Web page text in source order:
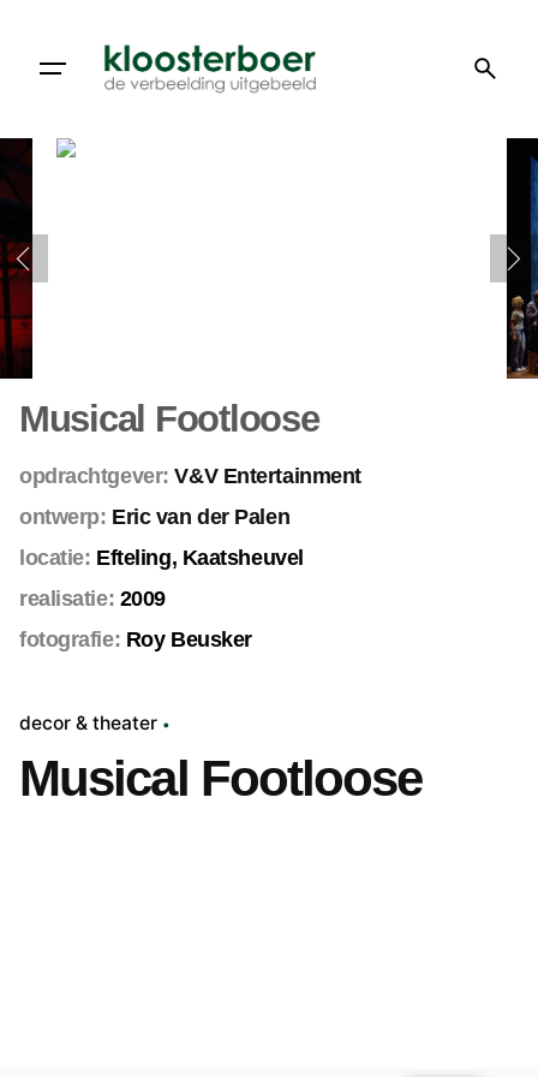
artikel
Musical Footloose
opdrachtgever: V&V Entertainment
ontwerp: Eric van der Palen
locatie: Efteling, Kaatsheuvel
realisatie: 2009
fotografie: Roy Beusker
decor & theater
Musical Footloose